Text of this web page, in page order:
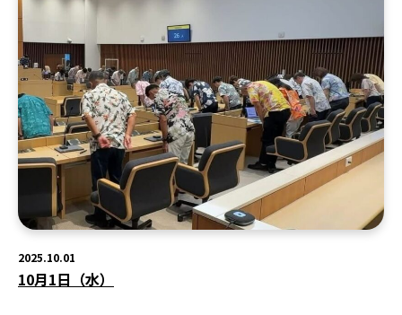
2025.10.01
10月1日（水）